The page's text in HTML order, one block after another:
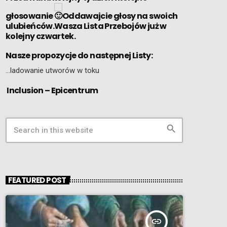
głosowanie
Oddawajcie głosy na swoich
ulubieńców.Wasza Lista Przebojów już w
kolejny czwartek.
Nasze propozycje do następnej Listy:
…ladowanie utworów w toku
Inclusion – Epicentrum
search
FEATURED POST
insert_link